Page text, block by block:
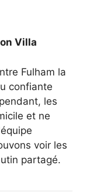
Villa
Fulham la
confiante
les
et ne
voir les
partagé.